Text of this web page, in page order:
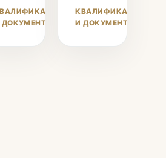
ДОКУМЕНТЫ
КВАЛИФИКАЦИЯ
И ДОКУМЕНТЫ